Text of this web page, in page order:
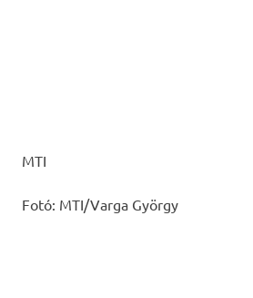
MTI
Fotó: MTI/Varga György